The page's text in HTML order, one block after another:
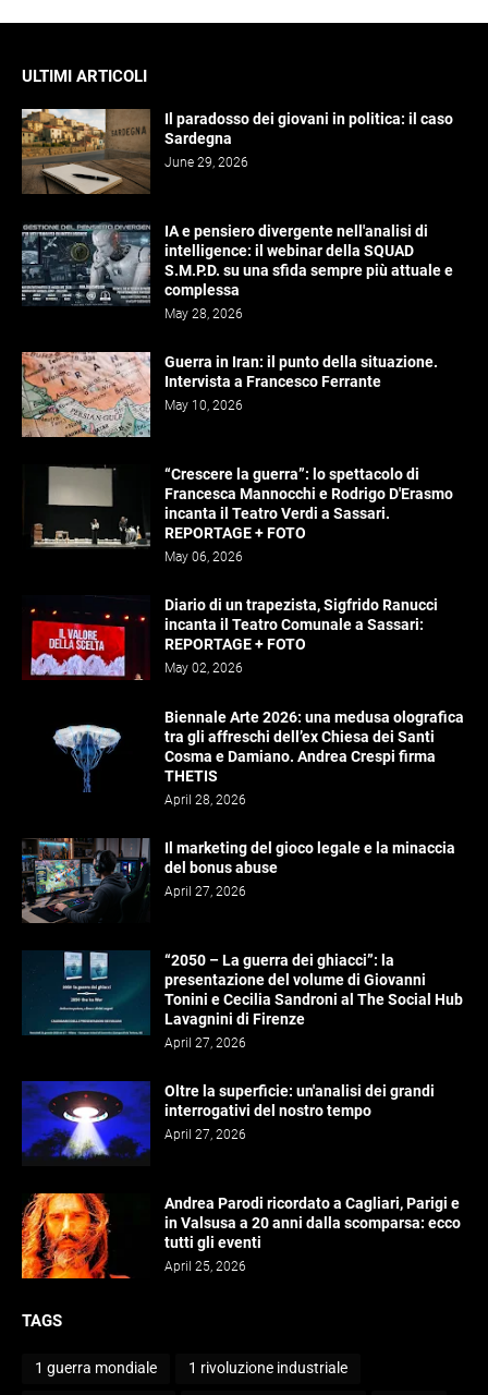
ULTIMI ARTICOLI
Il paradosso dei giovani in politica: il caso
Sardegna
June 29, 2026
IA e pensiero divergente nell'analisi di
intelligence: il webinar della SQUAD
S.M.P.D. su una sfida sempre più attuale e
complessa
May 28, 2026
Guerra in Iran: il punto della situazione.
Intervista a Francesco Ferrante
May 10, 2026
“Crescere la guerra”: lo spettacolo di
Francesca Mannocchi e Rodrigo D'Erasmo
incanta il Teatro Verdi a Sassari.
REPORTAGE + FOTO
May 06, 2026
Diario di un trapezista, Sigfrido Ranucci
incanta il Teatro Comunale a Sassari:
REPORTAGE + FOTO
May 02, 2026
Biennale Arte 2026: una medusa olografica
tra gli affreschi dell’ex Chiesa dei Santi
Cosma e Damiano. Andrea Crespi firma
THETIS
April 28, 2026
Il marketing del gioco legale e la minaccia
del bonus abuse
April 27, 2026
“2050 – La guerra dei ghiacci”: la
presentazione del volume di Giovanni
Tonini e Cecilia Sandroni al The Social Hub
Lavagnini di Firenze
April 27, 2026
Oltre la superficie: un'analisi dei grandi
interrogativi del nostro tempo
April 27, 2026
Andrea Parodi ricordato a Cagliari, Parigi e
in Valsusa a 20 anni dalla scomparsa: ecco
tutti gli eventi
April 25, 2026
TAGS
1 guerra mondiale 1 rivoluzione industriale